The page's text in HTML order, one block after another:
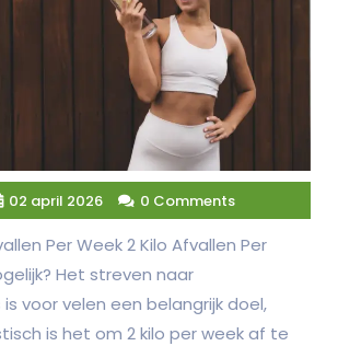
02 april 2026 0 Comments
Per Week 2 Kilo Afvallen Per
Het streven naar
voor velen een belangrijk doel,
is het om 2 kilo per week af te